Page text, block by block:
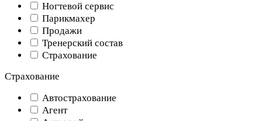
Ногтевой сервис
Парикмахер
Продажи
Тренерский состав
Страхование
Страхование
Автострахование
Агент